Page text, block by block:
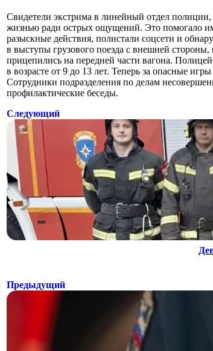
Свидетели экстрима в линейный отдел
жизнью ради острых ощущений. Это помогало
разыскные действия, полистали соцсети и
в выступы грузового поезда с внешней
прицепились на передней части вагона.
в возрасте от 9 до 13 лет. Теперь за опасные
Сотрудники подразделения по делам
профилактические беседы.
Следующий
Предыдущий